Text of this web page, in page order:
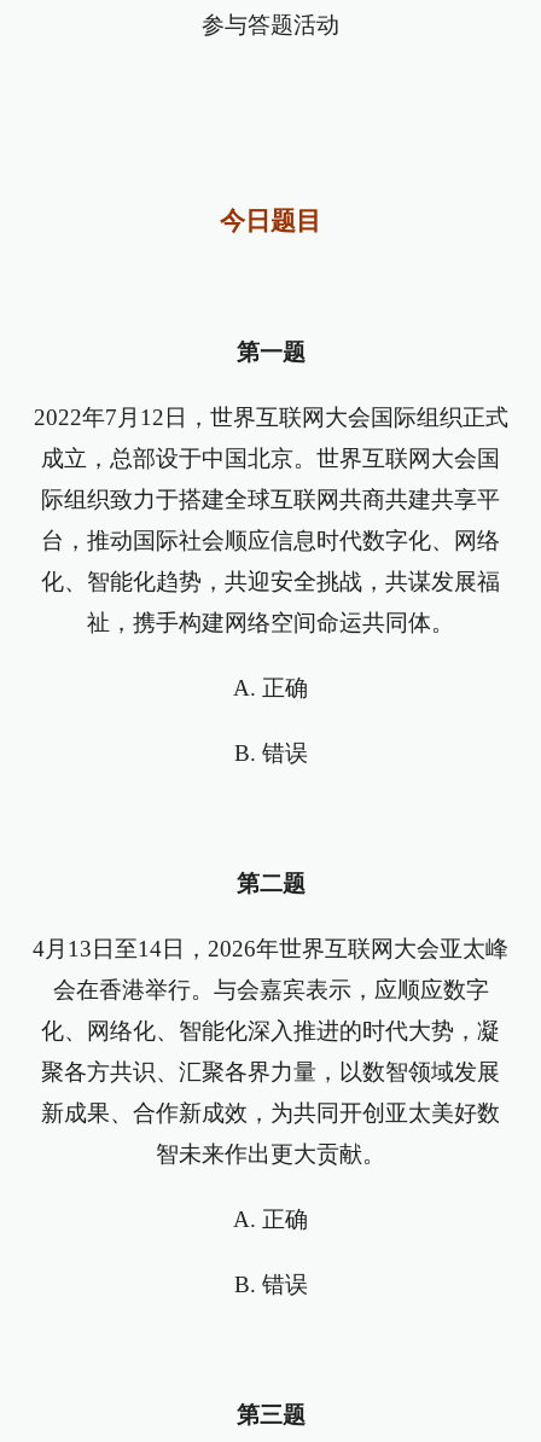
参与答题活动
今日题目
第一题
2022年7月12日，世界互联网大会国际组织正式
成立，总部设于中国北京。世界互联网大会国
际组织致力于搭建全球互联网共商共建共享平
台，推动国际社会顺应信息时代数字化、网络
化、智能化趋势，共迎安全挑战，共谋发展福
祉，携手构建网络空间命运共同体。
A. 正确
B. 错误
第二题
4月13日至14日，2026年世界互联网大会亚太峰
会在香港举行。与会嘉宾表示，应顺应数字
化、网络化、智能化深入推进的时代大势，凝
聚各方共识、汇聚各界力量，以数智领域发展
新成果、合作新成效，为共同开创亚太美好数
智未来作出更大贡献。
A. 正确
B. 错误
第三题